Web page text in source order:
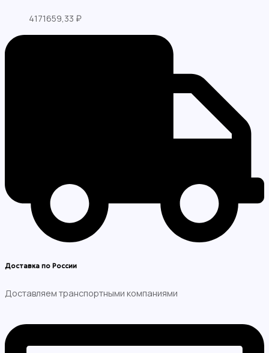
4171659,33 ₽
Доставка по России
Доставляем транспортными компаниями